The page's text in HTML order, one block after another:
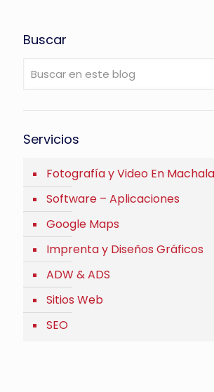
Buscar
Servicios
Fotografía y Video En Machala
Software – Aplicaciones
Google Maps
Imprenta y Diseños Gráficos
ADW & ADS
Sitios Web
SEO